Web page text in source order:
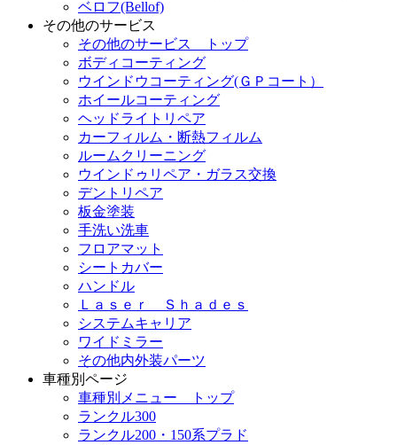
ベロフ(Bellof)
その他のサービス
その他のサービス トップ
ボディコーティング
ウインドウコーティング(ＧＰコート）
ホイールコーティング
ヘッドライトリペア
カーフィルム・断熱フィルム
ルームクリーニング
ウインドゥリペア・ガラス交換
デントリペア
板金塗装
手洗い洗車
フロアマット
シートカバー
ハンドル
Ｌａｓｅｒ Ｓｈａｄｅｓ
システムキャリア
ワイドミラー
その他内外装パーツ
車種別ページ
車種別メニュー トップ
ランクル300
ランクル200・150系プラド